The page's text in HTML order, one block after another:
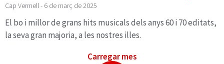
Cap Vermell 6 de març de 2025
El bo i millor de grans hits musicals dels anys 60 i 70 editats,
la seva gran majoria, a les nostres illes.
Carregar mes